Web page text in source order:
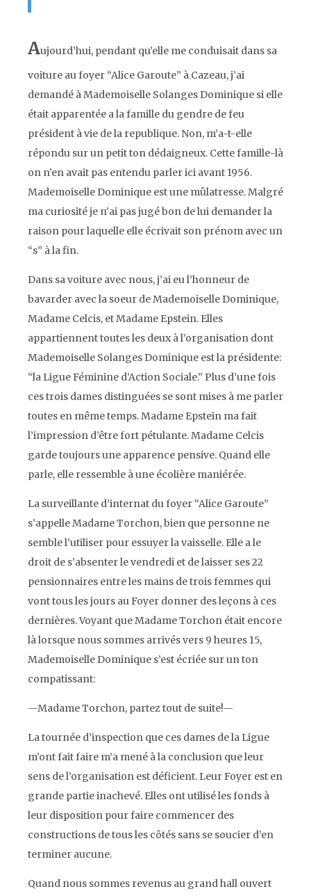
Aujourd’hui, pendant qu’elle me conduisait dans sa
voiture au foyer “Alice Garoute” à Cazeau, j’ai
demandé à Mademoiselle Solanges Dominique si elle
était apparentée a la famille du gendre de feu
président à vie de la republique. Non, m’a-t-elle
répondu sur un petit ton dédaigneux. Cette famille-là
on n’en avait pas entendu parler ici avant 1956.
Mademoiselle Dominique est une mûlatresse. Malgré
ma curiosité je n’ai pas jugé bon de lui demander la
raison pour laquelle elle écrivait son prénom avec un
“s” à la fin.
Dans sa voiture avec nous, j’ai eu l’honneur de
bavarder avec la soeur de Mademoiselle Dominique,
Madame Celcis, et Madame Epstein. Elles
appartiennent toutes les deux à l’organisation dont
Mademoiselle Solanges Dominique est la présidente:
“la Ligue Féminine d’Action Sociale.” Plus d’une fois
ces trois dames distinguées se sont mises à me parler
toutes en même temps. Madame Epstein ma fait
l’impression d’être fort pétulante. Madame Celcis
garde toujours une apparence pensive. Quand elle
parle, elle ressemble à une écolière maniérée.
La surveillante d’internat du foyer “Alice Garoute”
s’appelle Madame Torchon, bien que personne ne
semble l’utiliser pour essuyer la vaisselle. Elle a le
droit de s’absenter le vendredi et de laisser ses 22
pensionnaires entre les mains de trois femmes qui
vont tous les jours au Foyer donner des leçons à ces
dernières. Voyant que Madame Torchon était encore
là lorsque nous sommes arrivés vers 9 heures 15,
Mademoiselle Dominique s’est écriée sur un ton
compatissant:
—Madame Torchon, partez tout de suite!—
La tournée d’inspection que ces dames de la Ligue
m’ont fait faire m’a mené à la conclusion que leur
sens de l’organisation est déficient. Leur Foyer est en
grande partie inachevé. Elles ont utilisé les fonds à
leur disposition pour faire commencer des
constructions de tous les côtés sans se soucier d’en
terminer aucune.
Quand nous sommes revenus au grand hall ouvert